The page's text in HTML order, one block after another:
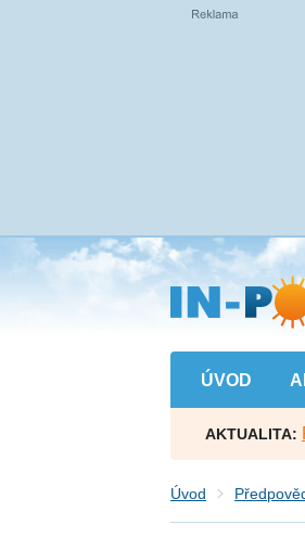
Přejít
na
hlavní
obsah
ÚVOD
AKTUALITA:
Úvod